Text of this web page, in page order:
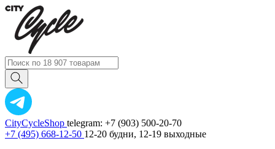
CityCycleShop telegram: +7 (903) 500-20-70
+7 (495) 668-12-50 12-20 будни, 12-19 выходные